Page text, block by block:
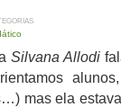
Silvana Allodi
mas ela